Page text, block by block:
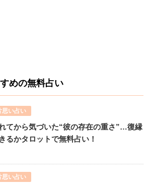
めの無料占い
思い占い
てから気づいた“彼の存在の重さ”…復縁
るかタロットで無料占い！
思い占い